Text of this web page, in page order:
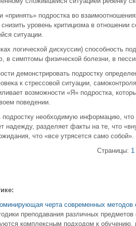
«принять» подростка во
уровень критицизма в отношении
ситуации.
логической дискуссии) способность
в симптомы физической болезни, в
демонстрировать подростку
к стрессовой ситуации,
возможности «Я» подростка,
поведении.
подростку необходимую информацию,
надежду, разделяет факты на те, что
что «все утрясется само собой».
Страницы: 1
черта современных
преподавания различных
комплексным подходом к